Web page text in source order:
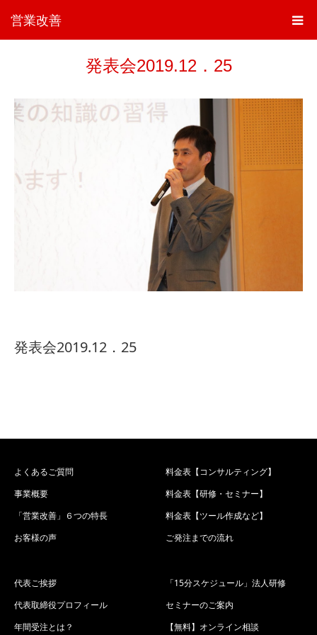
営業改善
発表会2019.12．25
発表会2019.12．25
よくあるご質問
事業概要
「営業改善」６つの特長
お客様の声
料金表【コンサルティング】
料金表【研修・セミナー】
料金表【ツール作成など】
ご発注までの流れ
代表ご挨拶
代表取締役プロフィール
年間受注とは？
「15分スケジュール」法人研修
セミナーのご案内
【無料】オンライン相談